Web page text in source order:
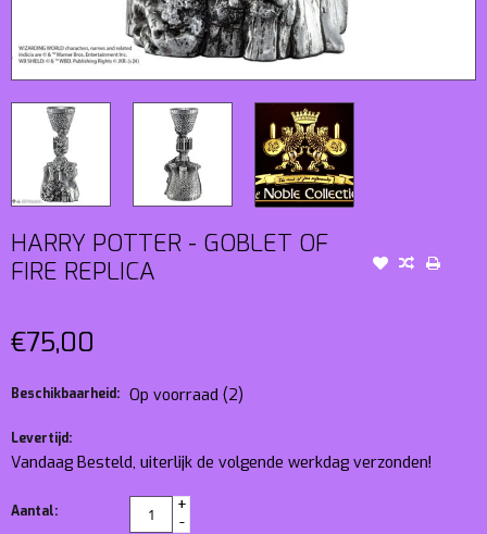
HARRY POTTER - GOBLET OF
FIRE REPLICA
€75,00
Beschikbaarheid: Op voorraad (2)
Levertijd:
Vandaag Besteld, uiterlijk de volgende werkdag verzonden!
Aantal:
+
-